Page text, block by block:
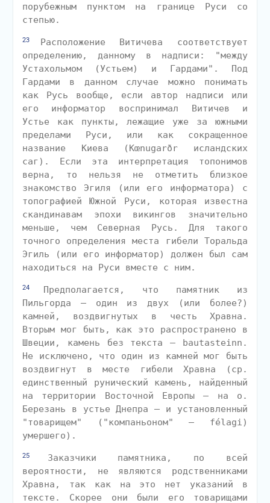
порубежным пунктом на границе Руси со
степью.
23
Расположение Витичева соответствует
определению, данному в надписи: "между
Устахольмом (Устьем) и Гардами". Под
Гардами в данном случае можно понимать
как Русь вообще, если автор надписи или
его информатор воспринимал Витичев и
Устье как пункты, лежащие уже за южными
пределами Руси, или как сокращенное
название Киева (Kœnugarðr исландских
саг). Если эта интерпретация топонимов
верна, то нельзя не отметить близкое
знакомство Эгиля (или его информатора) с
топографией Южной Руси, которая известна
скандинавам эпохи викингов значительно
меньше, чем Северная Русь. Для такого
точного определения места гибели Торальда
Эгиль (или его информатор) должен был сам
находиться на Руси вместе с ним.
24
Предполагается, что памятник из
Пильгорда — один из двух (или более?)
камней, воздвигнутых в честь Хравна.
Вторым мог быть, как это распространено в
Швеции, камень без текста — bautasteinn.
Не исключено, что один из камней мог быть
воздвигнут в месте гибели Хравна (ср.
единственный рунический камень, найденный
на территории Восточной Европы — на о.
Березань в устье Днепра — и установленный
"товарищем" ("компаньоном" — félagi)
умершего).
25
Заказчики памятника, по всей
вероятности, не являются родственниками
Хравна, так как на это нет указаний в
тексте. Скорее они были его товарищами